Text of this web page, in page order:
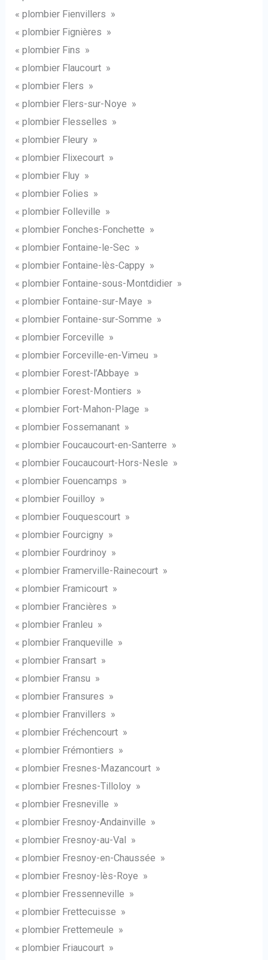
« plombier Fienvillers »
« plombier Fignières »
« plombier Fins »
« plombier Flaucourt »
« plombier Flers »
« plombier Flers-sur-Noye »
« plombier Flesselles »
« plombier Fleury »
« plombier Flixecourt »
« plombier Fluy »
« plombier Folies »
« plombier Folleville »
« plombier Fonches-Fonchette »
« plombier Fontaine-le-Sec »
« plombier Fontaine-lès-Cappy »
« plombier Fontaine-sous-Montdidier »
« plombier Fontaine-sur-Maye »
« plombier Fontaine-sur-Somme »
« plombier Forceville »
« plombier Forceville-en-Vimeu »
« plombier Forest-l’Abbaye »
« plombier Forest-Montiers »
« plombier Fort-Mahon-Plage »
« plombier Fossemanant »
« plombier Foucaucourt-en-Santerre »
« plombier Foucaucourt-Hors-Nesle »
« plombier Fouencamps »
« plombier Fouilloy »
« plombier Fouquescourt »
« plombier Fourcigny »
« plombier Fourdrinoy »
« plombier Framerville-Rainecourt »
« plombier Framicourt »
« plombier Francières »
« plombier Franleu »
« plombier Franqueville »
« plombier Fransart »
« plombier Fransu »
« plombier Fransures »
« plombier Franvillers »
« plombier Fréchencourt »
« plombier Frémontiers »
« plombier Fresnes-Mazancourt »
« plombier Fresnes-Tilloloy »
« plombier Fresneville »
« plombier Fresnoy-Andainville »
« plombier Fresnoy-au-Val »
« plombier Fresnoy-en-Chaussée »
« plombier Fresnoy-lès-Roye »
« plombier Fressenneville »
« plombier Frettecuisse »
« plombier Frettemeule »
« plombier Friaucourt »